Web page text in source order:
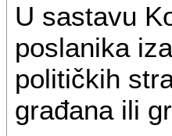
U sastavu
poslanika
političkih
građana ili